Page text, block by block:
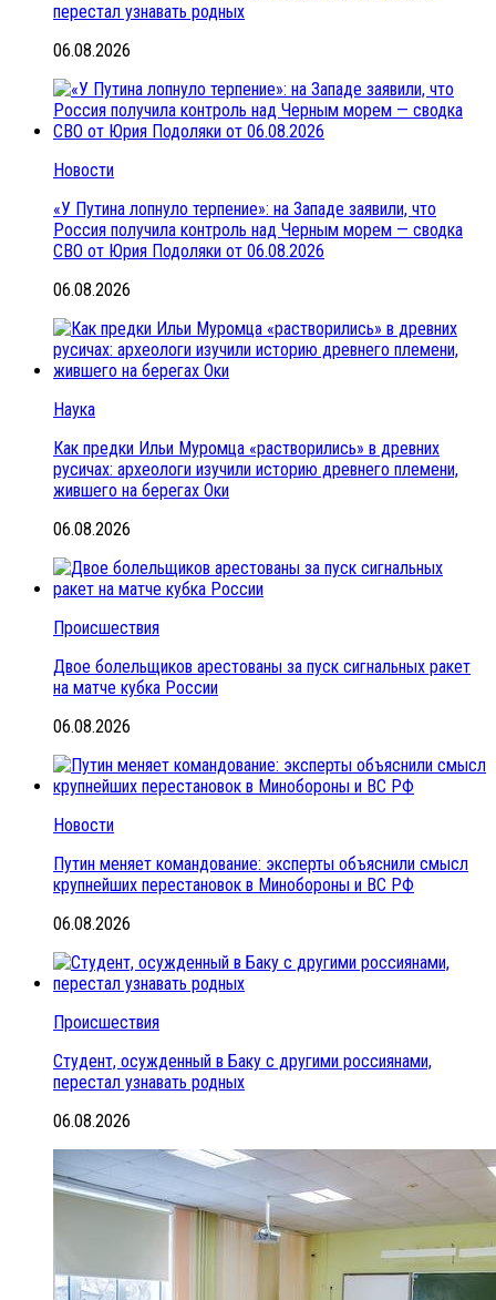
перестал узнавать родных
06.08.2026
Новости
«У Путина лопнуло терпение»: на Западе заявили, что
Россия получила контроль над Черным морем — сводка
СВО от Юрия Подоляки от 06.08.2026
06.08.2026
Наука
Как предки Ильи Муромца «растворились» в древних
русичах: археологи изучили историю древнего племени,
жившего на берегах Оки
06.08.2026
Происшествия
Двое болельщиков арестованы за пуск сигнальных ракет
на матче кубка России
06.08.2026
Новости
Путин меняет командование: эксперты объяснили смысл
крупнейших перестановок в Минобороны и ВС РФ
06.08.2026
Происшествия
Студент, осужденный в Баку с другими россиянами,
перестал узнавать родных
06.08.2026